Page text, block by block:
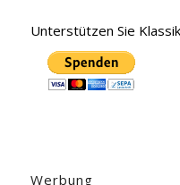
Unterstützen Sie
Werbung